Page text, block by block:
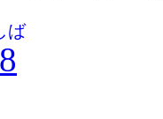
ば